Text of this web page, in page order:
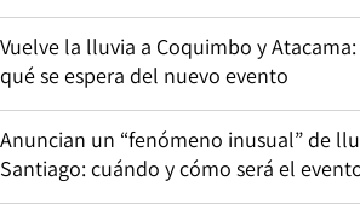
Vuelve la lluvia a Coquimbo y
qué se espera del nuevo evento
Anuncian un “fenómeno inusual” de
Santiago: cuándo y cómo será el